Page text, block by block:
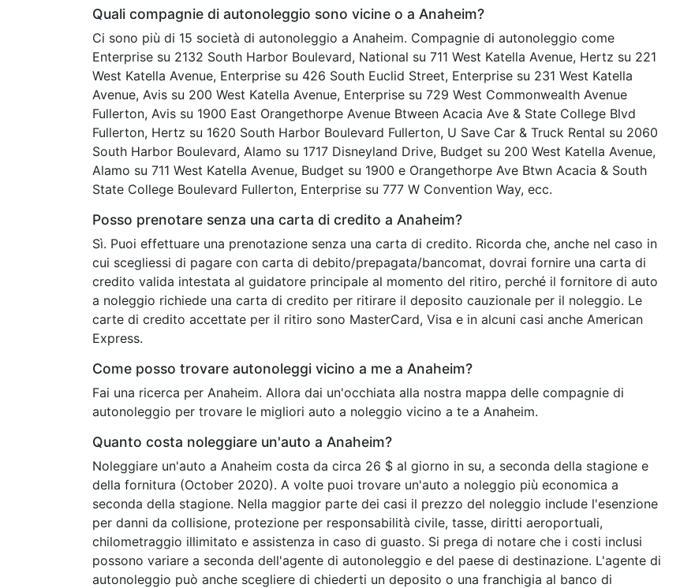
Quali compagnie di autonoleggio sono vicine o a Anaheim?
Ci sono più di 15 società di autonoleggio a Anaheim. Compagnie di autonoleggio come
Enterprise su 2132 South Harbor Boulevard, National su 711 West Katella Avenue, Hertz su 221
West Katella Avenue, Enterprise su 426 South Euclid Street, Enterprise su 231 West Katella
Avenue, Avis su 200 West Katella Avenue, Enterprise su 729 West Commonwealth Avenue
Fullerton, Avis su 1900 East Orangethorpe Avenue Btween Acacia Ave & State College Blvd
Fullerton, Hertz su 1620 South Harbor Boulevard Fullerton, U Save Car & Truck Rental su 2060
South Harbor Boulevard, Alamo su 1717 Disneyland Drive, Budget su 200 West Katella Avenue,
Alamo su 711 West Katella Avenue, Budget su 1900 e Orangethorpe Ave Btwn Acacia & South
State College Boulevard Fullerton, Enterprise su 777 W Convention Way, ecc.
Posso prenotare senza una carta di credito a Anaheim?
Sì. Puoi effettuare una prenotazione senza una carta di credito. Ricorda che, anche nel caso in
cui scegliessi di pagare con carta di debito/prepagata/bancomat, dovrai fornire una carta di
credito valida intestata al guidatore principale al momento del ritiro, perché il fornitore di auto
a noleggio richiede una carta di credito per ritirare il deposito cauzionale per il noleggio. Le
carte di credito accettate per il ritiro sono MasterCard, Visa e in alcuni casi anche American
Express.
Come posso trovare autonoleggi vicino a me a Anaheim?
Fai una ricerca per Anaheim. Allora dai un'occhiata alla nostra mappa delle compagnie di
autonoleggio per trovare le migliori auto a noleggio vicino a te a Anaheim.
Quanto costa noleggiare un'auto a Anaheim?
Noleggiare un'auto a Anaheim costa da circa 26 $ al giorno in su, a seconda della stagione e
della fornitura (October 2020). A volte puoi trovare un'auto a noleggio più economica a
seconda della stagione. Nella maggior parte dei casi il prezzo del noleggio include l'esenzione
per danni da collisione, protezione per responsabilità civile, tasse, diritti aeroportuali,
chilometraggio illimitato e assistenza in caso di guasto. Si prega di notare che i costi inclusi
possono variare a seconda dell'agente di autonoleggio e del paese di destinazione. L'agente di
autonoleggio può anche scegliere di chiederti un deposito o una franchigia al banco di